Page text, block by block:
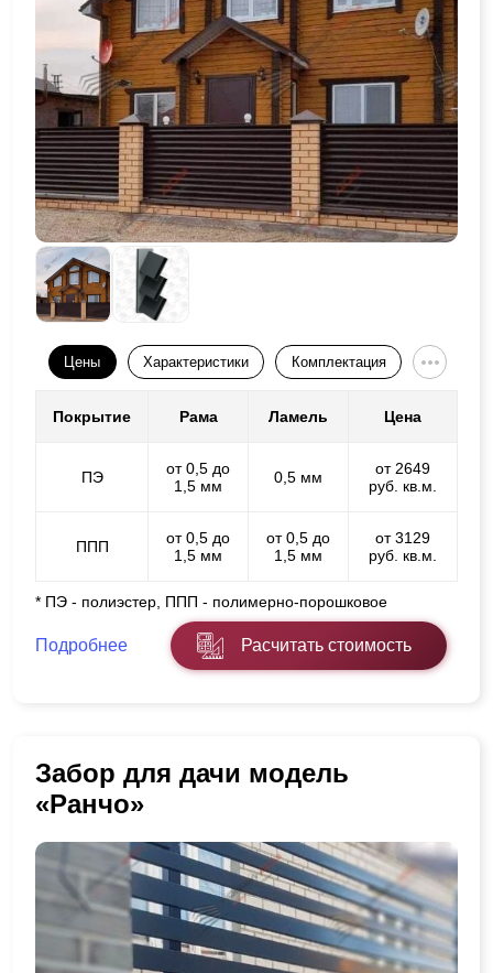
Цены Характеристики Комплектация
Покрытие Рама Ламель Цена
ПЭ
от 0,5 до
1,5 мм
0,5 мм
от 2649
руб. кв.м.
ППП
от 0,5 до
1,5 мм
от 0,5 до
1,5 мм
от 3129
руб. кв.м.
* ПЭ - полиэстер, ППП - полимерно-порошковое
Подробнее Расчитать стоимость
Забор для дачи модель
«Ранчо»